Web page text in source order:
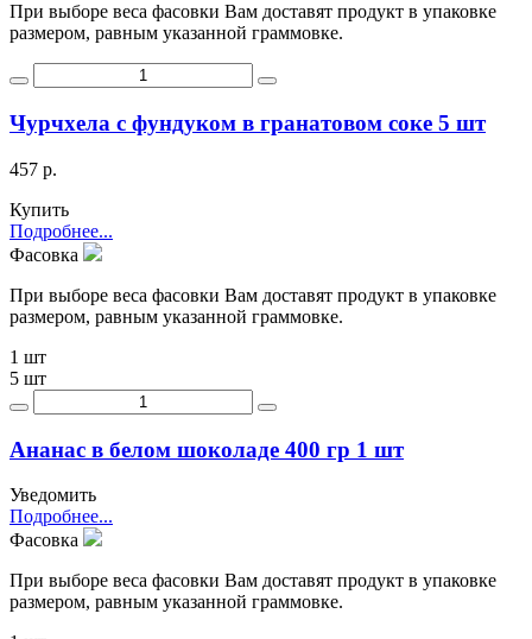
При выборе веса фасовки Вам доставят продукт в упаковке
размером, равным указанной граммовке.
Чурчхела с фундуком в гранатовом соке 5 шт
457 р.
Купить
Подробнее...
Фасовка
При выборе веса фасовки Вам доставят продукт в упаковке
размером, равным указанной граммовке.
1 шт
5 шт
Ананас в белом шоколаде 400 гр 1 шт
Уведомить
Подробнее...
Фасовка
При выборе веса фасовки Вам доставят продукт в упаковке
размером, равным указанной граммовке.